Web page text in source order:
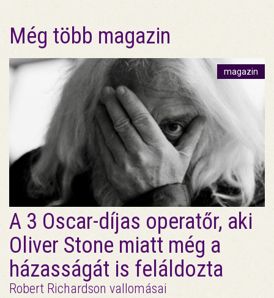
Még több magazin
magazin
A 3 Oscar-díjas operatőr, aki
Oliver Stone miatt még a
házasságát is feláldozta
Robert Richardson vallomásai